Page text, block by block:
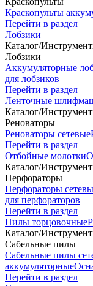
Краскопульты
Перейти в раздел
Лобзики
Каталог/
Лобзики
Аккумуляторные
для лобзиков
Перейти в раздел
Ленточные
Каталог/
Реноваторы
Реноваторы сетевые
Перейти в раздел
Отбойные молотки
Каталог/
Перфораторы
Перфораторы
для перфораторов
Перейти в раздел
Пилы торцовочные
Каталог/
Сабельные пилы
Сабельные пилы
аккумуляторные
Перейти в раздел